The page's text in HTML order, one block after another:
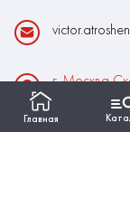
Главная
г. Москва
помещение
Время